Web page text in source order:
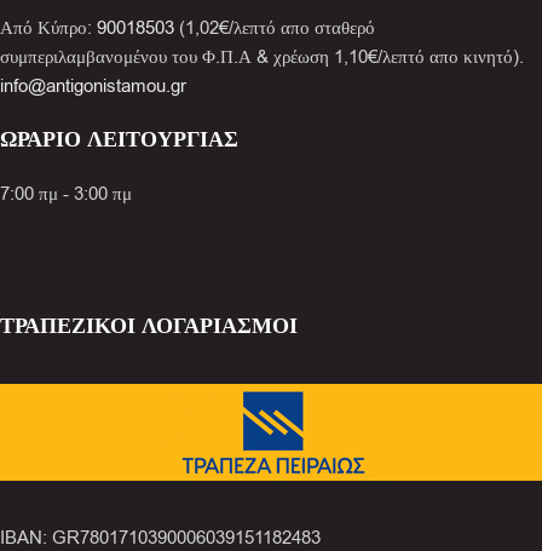
Από Κύπρο: 90018503 (1,02€/λεπτό απο σταθερό
συμπεριλαμβανομένου του Φ.Π.Α & χρέωση 1,10€/λεπτό απο κινητό).
info@antigonistamou.gr
ΩΡΑΡΙΟ ΛΕΙΤΟΥΡΓΙΑΣ
7:00 πμ - 3:00 πμ
ΤΡΑΠΕΖΙΚΟΙ ΛΟΓΑΡΙΑΣΜΟΙ
IBAN: GR7801710390006039151182483